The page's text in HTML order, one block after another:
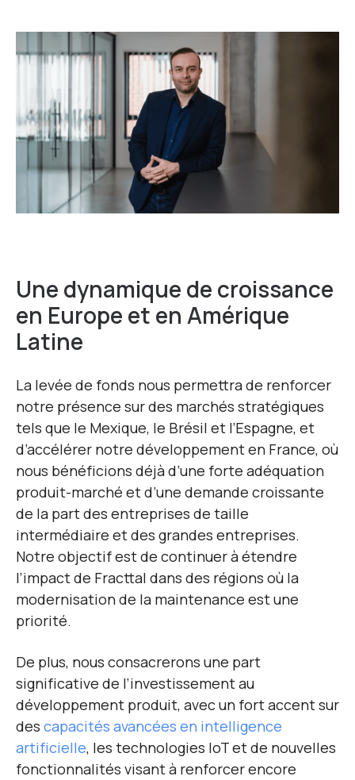
Une dynamique de croissance
en Europe et en Amérique
Latine
La levée de fonds nous permettra de renforcer
notre présence sur des marchés stratégiques
tels que le Mexique, le Brésil et l’Espagne, et
d’accélérer notre développement en France, où
nous bénéficions déjà d’une forte adéquation
produit-marché et d’une demande croissante
de la part des entreprises de taille
intermédiaire et des grandes entreprises.
Notre objectif est de continuer à étendre
l’impact de Fracttal dans des régions où la
modernisation de la maintenance est une
priorité.
De plus, nous consacrerons une part
significative de l’investissement au
développement produit, avec un fort accent sur
des capacités avancées en intelligence
artificielle, les technologies IoT et de nouvelles
fonctionnalités visant à renforcer encore